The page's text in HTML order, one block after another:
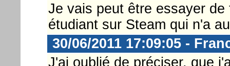
Je vais peut être essayer
étudiant sur Steam qui n'a
30/06/2011 17:09:05 -
J'ai oublié de préciser, que